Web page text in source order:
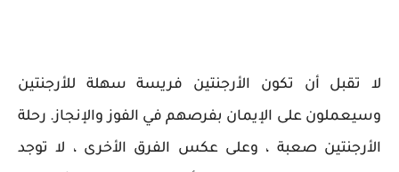
لا تقبل أن تكون الأرجنتين فريسة سهلة للأرجنتين
وسيعملون على الإيمان بفرصهم في الفوز والإنجاز. رحلة
الأرجنتين صعبة ، وعلى عكس الفرق الأخرى ، لا توجد